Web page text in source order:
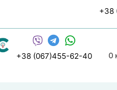
+38
+38 (067)455-62-40 О